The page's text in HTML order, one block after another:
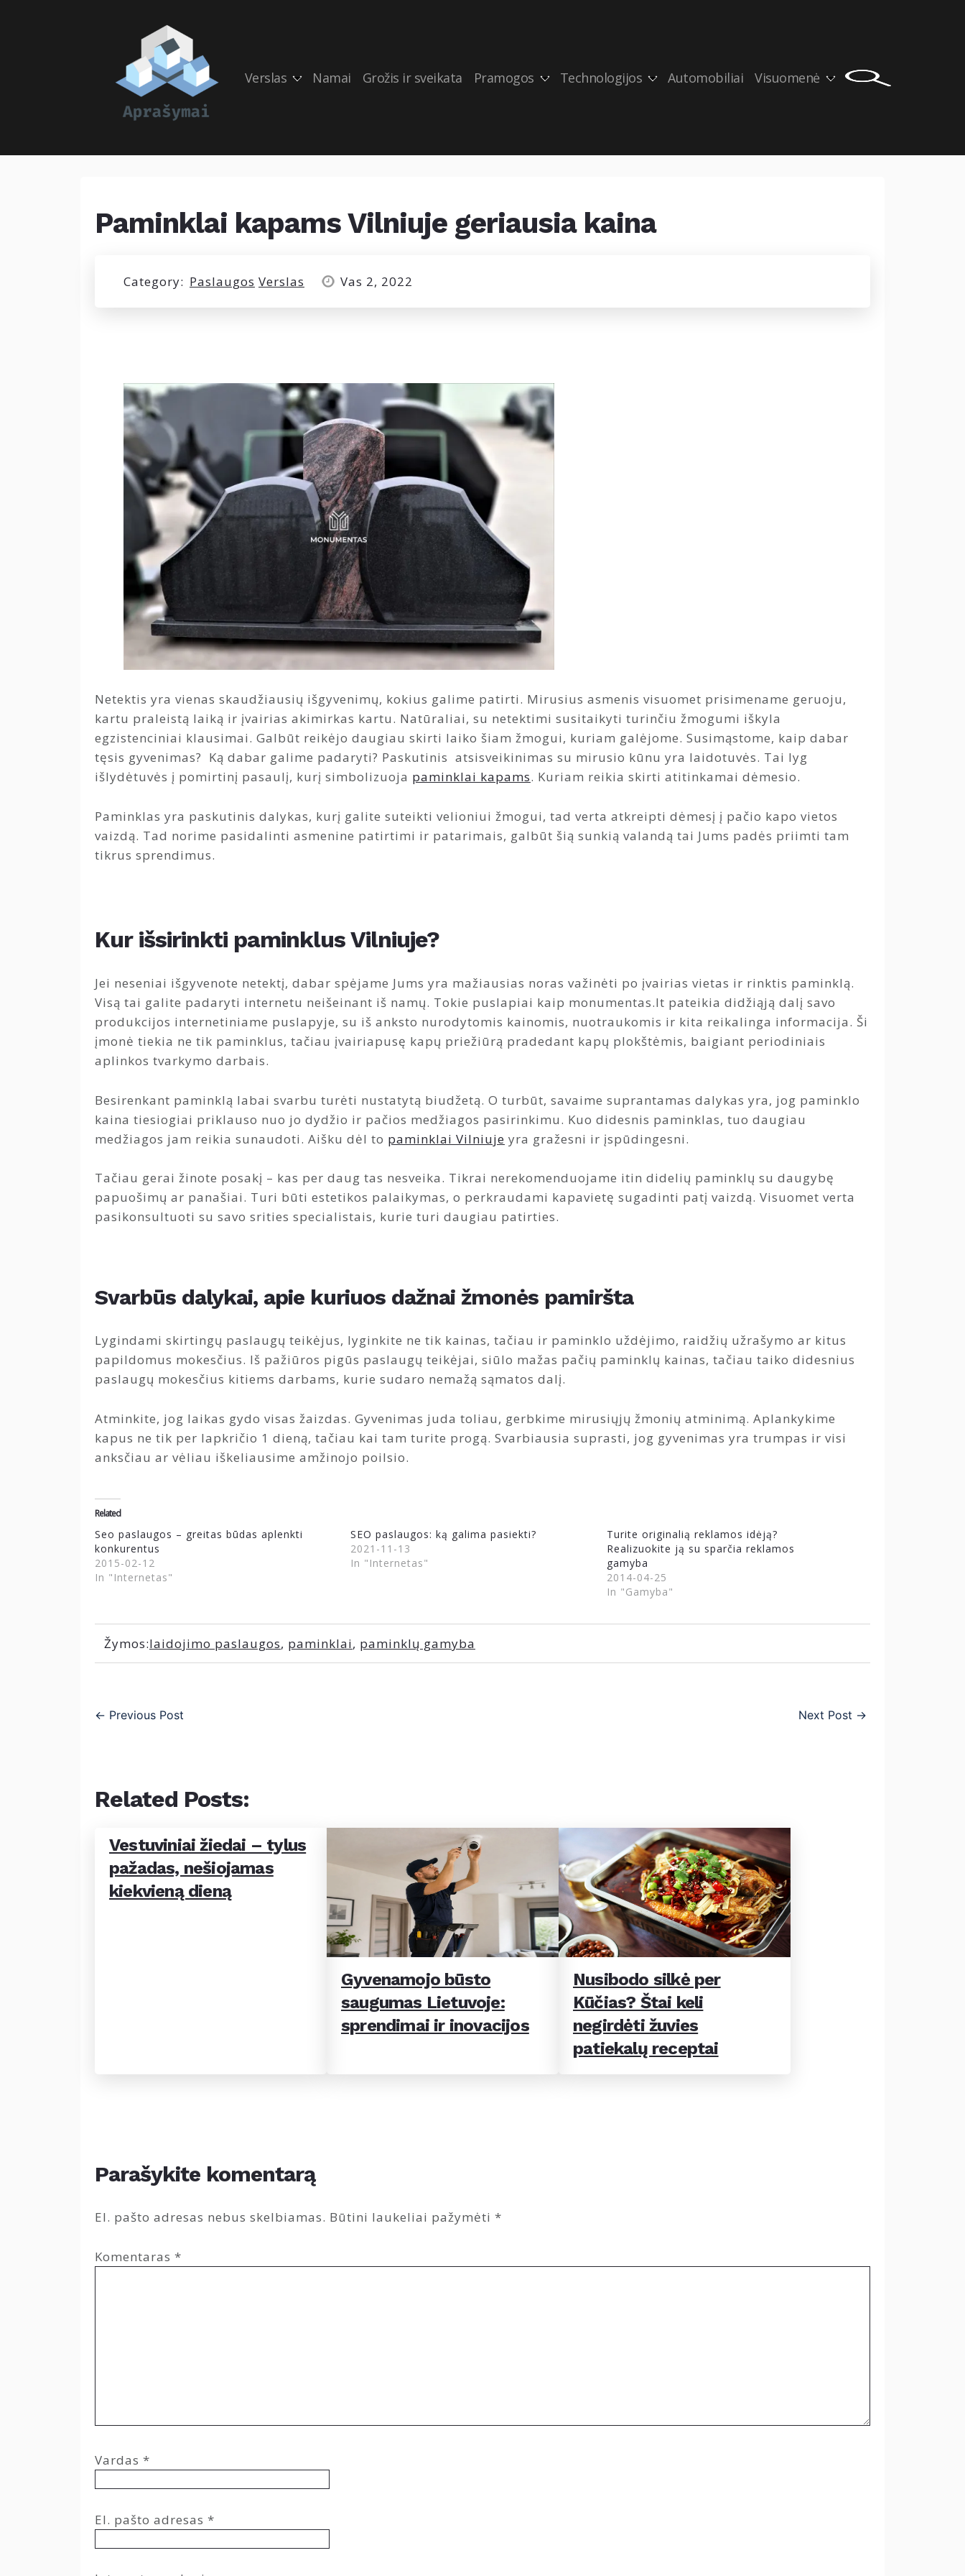
Verslas Namai Grožis ir sveikata Pramogos Technologijos Automobiliai Visuomenė
Paminklai kapams Vilniuje geriausia kaina
Category: Paslaugos Verslas Vas 2, 2022
Netektis yra vienas skaudžiausių išgyvenimų, kokius galime patirti. Mirusius asmenis visuomet prisimename geruoju,
kartu praleistą laiką ir įvairias akimirkas kartu. Natūraliai, su netektimi susitaikyti turinčiu žmogumi iškyla
egzistenciniai klausimai. Galbūt reikėjo daugiau skirti laiko šiam žmogui, kuriam galėjome. Susimąstome, kaip dabar
tęsis gyvenimas? Ką dabar galime padaryti? Paskutinis atsisveikinimas su mirusio kūnu yra laidotuvės. Tai lyg
išlydėtuvės į pomirtinį pasaulį, kurį simbolizuoja paminklai kapams. Kuriam reikia skirti atitinkamai dėmesio.
Paminklas yra paskutinis dalykas, kurį galite suteikti velioniui žmogui, tad verta atkreipti dėmesį į pačio kapo vietos
vaizdą. Tad norime pasidalinti asmenine patirtimi ir patarimais, galbūt šią sunkią valandą tai Jums padės priimti tam
tikrus sprendimus.
Kur išsirinkti paminklus Vilniuje?
Jei neseniai išgyvenote netektį, dabar spėjame Jums yra mažiausias noras važinėti po įvairias vietas ir rinktis paminklą.
Visą tai galite padaryti internetu neišeinant iš namų. Tokie puslapiai kaip monumentas.lt pateikia didžiąją dalį savo
produkcijos internetiniame puslapyje, su iš anksto nurodytomis kainomis, nuotraukomis ir kita reikalinga informacija. Ši
įmonė tiekia ne tik paminklus, tačiau įvairiapusę kapų priežiūrą pradedant kapų plokštėmis, baigiant periodiniais
aplinkos tvarkymo darbais.
Besirenkant paminklą labai svarbu turėti nustatytą biudžetą. O turbūt, savaime suprantamas dalykas yra, jog paminklo
kaina tiesiogiai priklauso nuo jo dydžio ir pačios medžiagos pasirinkimu. Kuo didesnis paminklas, tuo daugiau
medžiagos jam reikia sunaudoti. Aišku dėl to paminklai Vilniuje yra gražesni ir įspūdingesni.
Tačiau gerai žinote posakį – kas per daug tas nesveika. Tikrai nerekomenduojame itin didelių paminklų su daugybę
papuošimų ar panašiai. Turi būti estetikos palaikymas, o perkraudami kapavietę sugadinti patį vaizdą. Visuomet verta
pasikonsultuoti su savo srities specialistais, kurie turi daugiau patirties.
Svarbūs dalykai, apie kuriuos dažnai žmonės pamiršta
Lygindami skirtingų paslaugų teikėjus, lyginkite ne tik kainas, tačiau ir paminklo uždėjimo, raidžių užrašymo ar kitus
papildomus mokesčius. Iš pažiūros pigūs paslaugų teikėjai, siūlo mažas pačių paminklų kainas, tačiau taiko didesnius
paslaugų mokesčius kitiems darbams, kurie sudaro nemažą sąmatos dalį.
Atminkite, jog laikas gydo visas žaizdas. Gyvenimas juda toliau, gerbkime mirusiųjų žmonių atminimą. Aplankykime
kapus ne tik per lapkričio 1 dieną, tačiau kai tam turite progą. Svarbiausia suprasti, jog gyvenimas yra trumpas ir visi
anksčiau ar vėliau iškeliausime amžinojo poilsio.
Related
Seo paslaugos – greitas būdas aplenkti
konkurentus
2015-02-12
In "Internetas"
SEO paslaugos: ką galima pasiekti?
2021-11-13
In "Internetas"
Turite originalią reklamos idėją?
Realizuokite ją su sparčia reklamos
gamyba
2014-04-25
In "Gamyba"
Žymos:laidojimo paslaugos, paminklai, paminklų gamyba
← Previous Post Next Post →
Related Posts:
Vestuviniai žiedai – tylus
pažadas, nešiojamas
kiekvieną dieną
Gyvenamojo būsto
saugumas Lietuvoje:
sprendimai ir inovacijos
Nusibodo silkė per
Kūčias? Štai keli
negirdėti žuvies
patiekalų receptai
Parašykite komentarą
El. pašto adresas nebus skelbiamas. Būtini laukeliai pažymėti *
Komentaras *
Vardas *
El. pašto adresas *